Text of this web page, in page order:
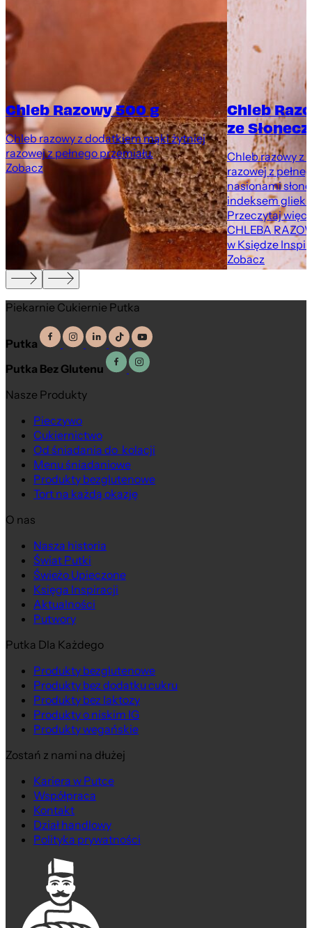
Chleb Razowy 500 g
Chleb razowy z dodatkiem mąki żytniej
razowej z pełnego przemiału.
Zobacz
Chleb
ze
Chleb razowy z
razowej z
nasionami
indeksem
Przeczytaj
CHLEBA
w Księdze
Zobacz
Piekarnie Cukiernie Putka
Putka
Putka Bez Glutenu
Nasze Produkty
Pieczywo
Cukiernictwo
Od śniadania do kolacji
Menu śniadaniowe
Produkty bezglutenowe
Tort na każdą okazję
O nas
Nasza historia
Świat Putki
Świeżo Upieczone
Księga Inspiracji
Aktualności
Putwory
Putka Dla Każdego
Produkty bezglutenowe
Produkty bez dodatku cukru
Produkty bez laktozy
Produkty o niskim IG
Produkty wegańskie
Zostań z nami na dłużej
Kariera w Putce
Współpraca
Kontakt
Dział handlowy
Polityka prywatności